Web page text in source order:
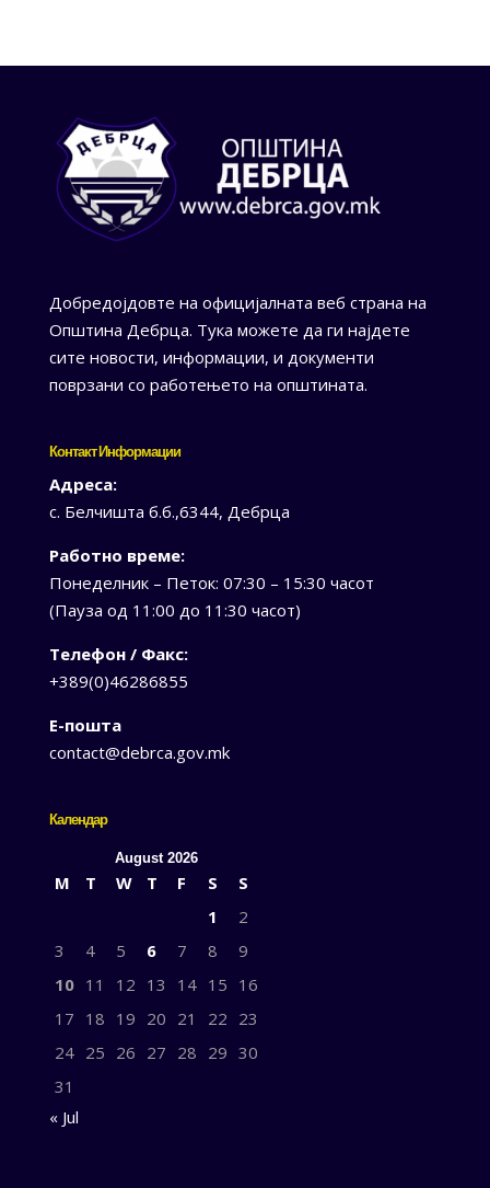
Добредојдовте на официјалната веб страна на
Општина Дебрца. Тука можете да ги најдете
сите новости, информации, и документи
поврзани со работењето на општината.
Контакт Информации
Адреса:
с. Белчишта б.б.,6344, Дебрца
Работно време:
Понеделник – Петок: 07:30 – 15:30 часот
(Пауза од 11:00 до 11:30 часот)
Телефон / Факс:
+389(0)46286855
Е-пошта
contact@debrca.gov.mk
Календар
August 2026
M T W T F S
S
1
2
3
4 5 6 7 8
9
10 11 12 13 14 15 16
17 18 19 20 21 22 23
24 25 26 27 28 29 30
31
« Jul